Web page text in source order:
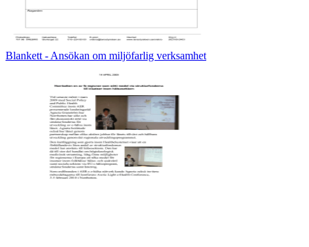
Blankett - Ansökan om miljöfarlig verksamhet